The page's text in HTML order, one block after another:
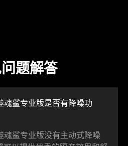
题解答
魂鲨专业版是否有降噪功
魂鲨专业版没有主动式降噪